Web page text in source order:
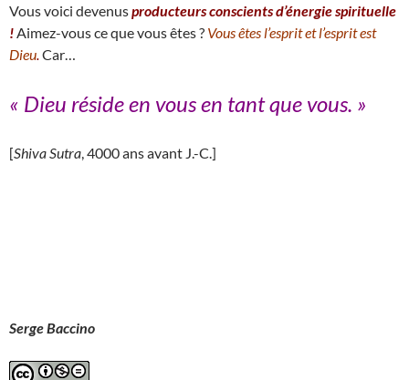
Vous voici devenusproducteurs conscients d’énergie spirituelle
! Aimez-vous ce que vous êtes ? Vous êtes l’esprit et l’esprit est
Dieu Car…
« Dieu réside en vous en tant que vous. »
[Shiva Sutra , 4000 ans avant J.-C.]
Serge Baccino